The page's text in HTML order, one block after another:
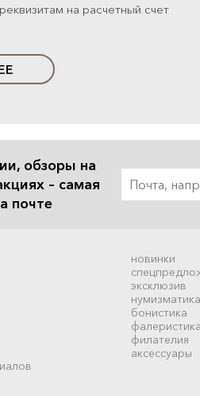
на расчетный счет
обзоры на
– самая
почте
новинки
эксклюзив
нумизматика
бонистика
фалеристика
филателия
аксессуары